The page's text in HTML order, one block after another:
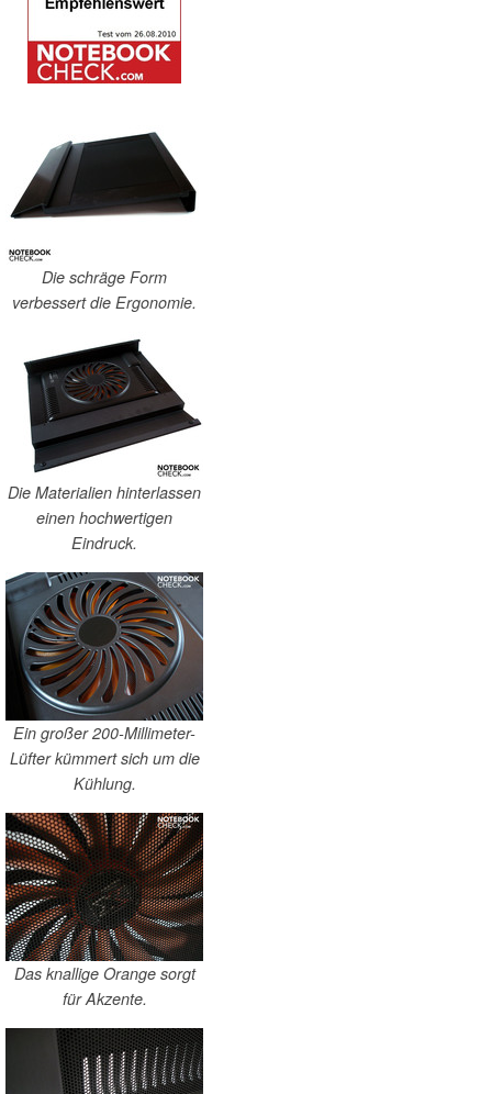
Die schräge Form
verbessert die Ergonomie.
Die Materialien hinterlassen
einen hochwertigen
Eindruck.
Ein großer 200-Millimeter-
Lüfter kümmert sich um die
Kühlung.
Das knallige Orange sorgt
für Akzente.